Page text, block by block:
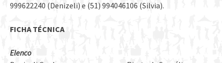
999622240 (Denizeli) e (51) 994046106 (Silvia).
FICHA TÉCNICA
Elenco